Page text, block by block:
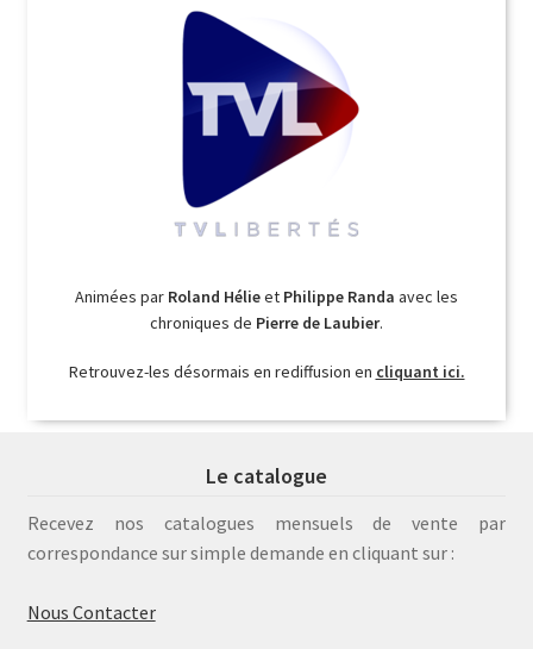
Animées par Roland Hélieet Philippe Randa avec les
chroniques de Pierre de Laubier.
Retrouvez-les désormais en rediffusion en cliquant ici.
Le catalogue
Recevez nos catalogues mensuels de vente par
correspondance sur simple demande en cliquant sur :
Nous Contacter